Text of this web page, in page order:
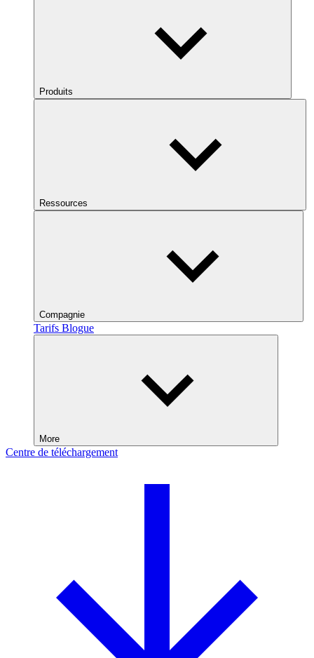
Produits
Ressources
Compagnie
Tarifs Blogue
More
Centre de téléchargement